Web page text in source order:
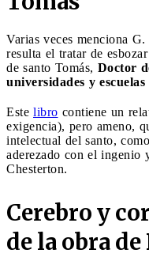
Varias veces menciona
resulta el tratar de
de santo Tomás, Doctor
universidades y
Este libro contiene un
exigencia), pero ameno,
intelectual del santo,
aderezado con el ingenio
Chesterton.
Cerebro y
de la obra de